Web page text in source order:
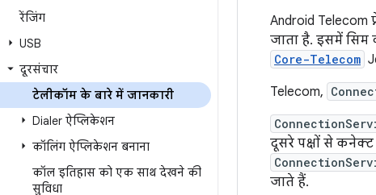
रेंजिंग
USB
दूरसंचार
टेलीकॉम के बारे में जानकारी
Dialer ऐप्लिकेशन
कॉलिंग ऐप्लिकेशन बनाना
कॉल इतिहास को एक साथ देखने की
सुविधा
Android Telecom
जाता है. इसमें सिम
Core-Telecom
Telecom,
दूसरे पक्षों से
जाते हैं.